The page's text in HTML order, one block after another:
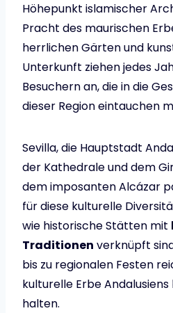
Höhepunkt islamischer
Pracht des maurischen
herrlichen Gärten und
Unterkunft ziehen jedes
Besuchern an, die in die
dieser Region eintauchen
Sevilla, die Hauptstadt
der Kathedrale und dem
dem imposanten Alcázar
für diese kulturelle
wie historische Stätten mit
Traditionen verknüpft
bis zu regionalen Festen
kulturelle Erbe
halten.